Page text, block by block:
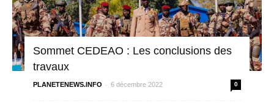
Sommet CEDEAO : Les conclusions des
travaux
PLANETENEWS.INFO - 6 décembre 2022 0